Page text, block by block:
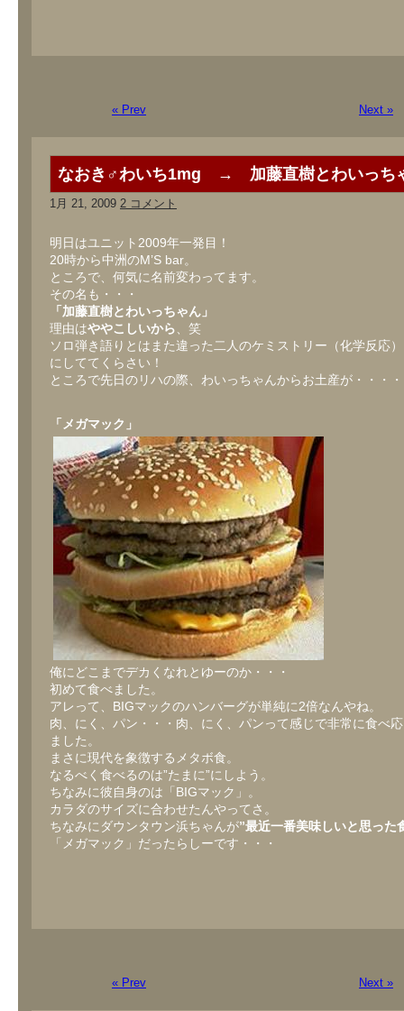
« Prev Next »
なおき♂わいち1mg → 加藤直樹とわいっち
1月 21, 2009 2 コメント
明日はユニット2009年一発目！
20時から中洲のM’S bar。
ところで、何気に名前変わってます。
その名も・・・
「加藤直樹とわいっちゃん」
理由はややこしいから 、笑
ソロ弾き語りとはまた違った二人のケミストリー（化学反応
にしててくらさい！
ところで先日のリハの際、わいっちゃんからお土産が・・・・
「メガマック」
俺にどこまでデカくなれとゆーのか・・・
初めて食べました。
アレって、BIGマックのハンバーグが単純に2倍なんやね。
肉、にく、パン・・・肉、にく、パンって感じで非常に食べ
ました。
まさに現代を象徴するメタボ食。
なるべく食べるのは”たまに”にしよう。
ちなみに彼自身のは「BIGマック」。
カラダのサイズに合わせたんやってさ。
ちなみにダウンタウン浜ちゃんが”最近一番美味しいと思った
「メガマック」だったらしーです・・・
« Prev Next »